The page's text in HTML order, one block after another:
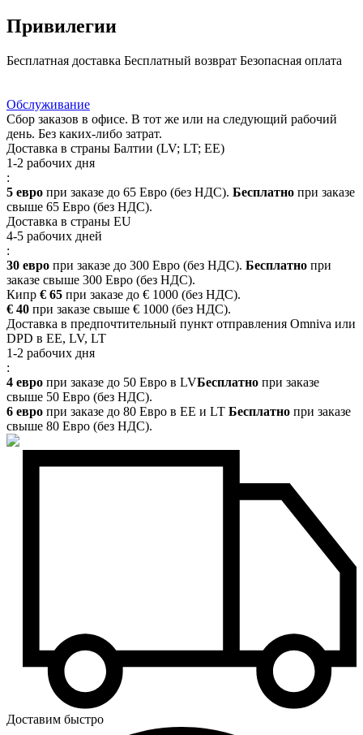
Привилегии
Бесплатная доставка Бесплатный возврат Безопасная оплата
Обслуживание
Сбор заказов в офисе. В тот же или на следующий рабочий
день. Без каких-либо затрат.
Доставка в страны Балтии (LV; LT; EE)
1-2 рабочих дня
:
5 евро при заказе до 65 Евро (без НДС). Бесплатно при заказе
свыше 65 Евро (без НДС).
Доставка в страны EU
4-5 рабочих дней
:
30 евро при заказе до 300 Евро (без НДС). Бесплатно при
заказе свыше 300 Евро (без НДС).
Кипр € 65 при заказе до € 1000 (без НДС).
€ 40 при заказе свыше € 1000 (без НДС).
Доставка в предпочтительный пункт отправления Omniva или
DPD в EE, LV, LT
1-2 рабочих дня
:
4 евро при заказе до 50 Евро в LVБесплатно при заказе
свыше 50 Евро (без НДС).
6 евро при заказе до 80 Евро в EE и LT Бесплатно при заказе
свыше 80 Евро (без НДС).
Доставим быстро